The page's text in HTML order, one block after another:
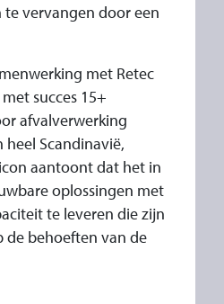
vervangen door een
met Retec
succes 15+
afvalverwerking
Scandinavië,
aantoont dat het in
oplossingen met
te leveren die zijn
de behoeften van de